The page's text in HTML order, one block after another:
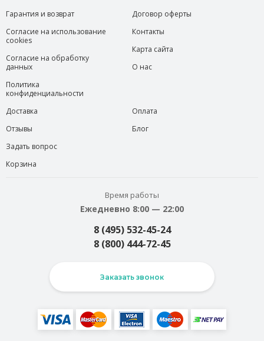
Гарантия и возврат
Согласие на использование
cookies
Согласие на обработку
данных
Политика
конфиденциальности
Договор оферты
Контакты
Карта сайта
О нас
Доставка
Отзывы
Задать вопрос
Корзина
Оплата
Блог
Время работы
Ежедневно 8:00 — 22:00
8 (495) 532-45-24
8 (800) 444-72-45
Заказать звонок